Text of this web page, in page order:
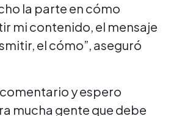
la parte en cómo
mi contenido, el mensaje
el cómo”, aseguró
y espero
mucha gente que debe